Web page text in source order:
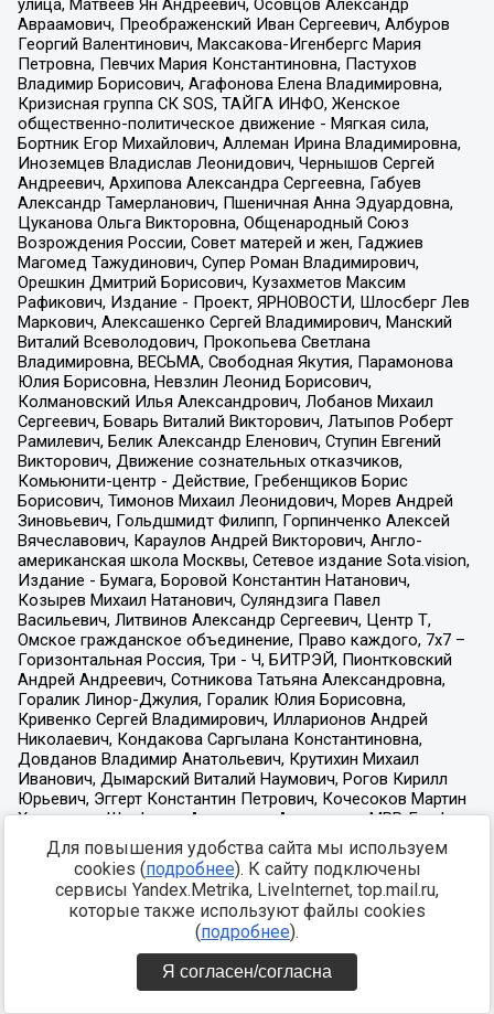
Для повышения удобства сайта мы используем
cookies (подробнее). К сайту подключены
сервисы Yandex.Metrika, LiveInternet, top.mail.ru,
которые также используют файлы cookies
(подробнее).
Я согласен/согласна